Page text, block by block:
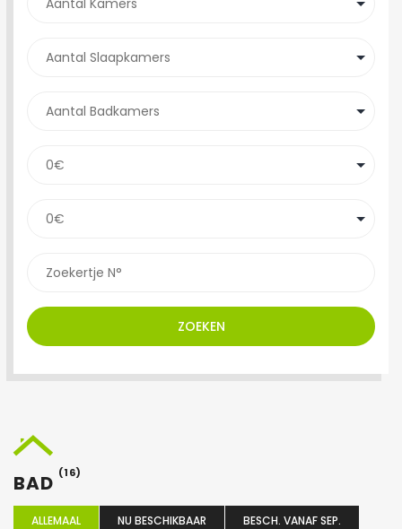
ZOEKEN
BAD (16)
ALLEMAAL NU BESCHIKBAAR BESCH. VANAF SEP.